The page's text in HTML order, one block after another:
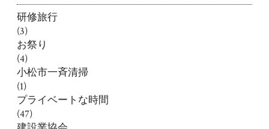
研修旅行
(3)
お祭り
(4)
小松市一斉清掃
(1)
プライベートな時間
(47)